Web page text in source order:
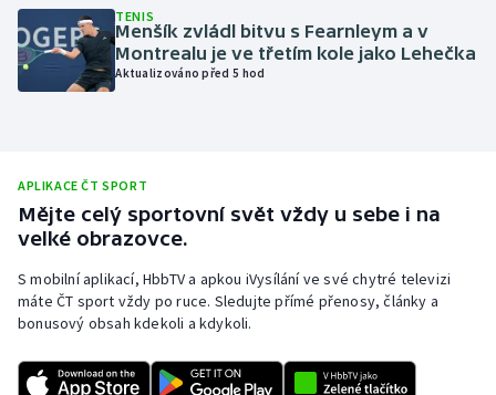
Moderní pětiboj
Motorsport
Plavání
Plážový volejbal
Ragby
Rychlobruslení
TENIS
Menšík zvládl bitvu s Fearnleym a v
Montrealu je ve třetím kole jako Lehečka
Aktualizováno před 5 hod
APLIKACE ČT SPORT
Mějte celý sportovní svět vždy u sebe i na
velké obrazovce.
S mobilní aplikací, HbbTV a apkou iVysílání ve své chytré televizi
máte ČT sport vždy po ruce. Sledujte přímé přenosy, články a
bonusový obsah kdekoli a kdykoli.